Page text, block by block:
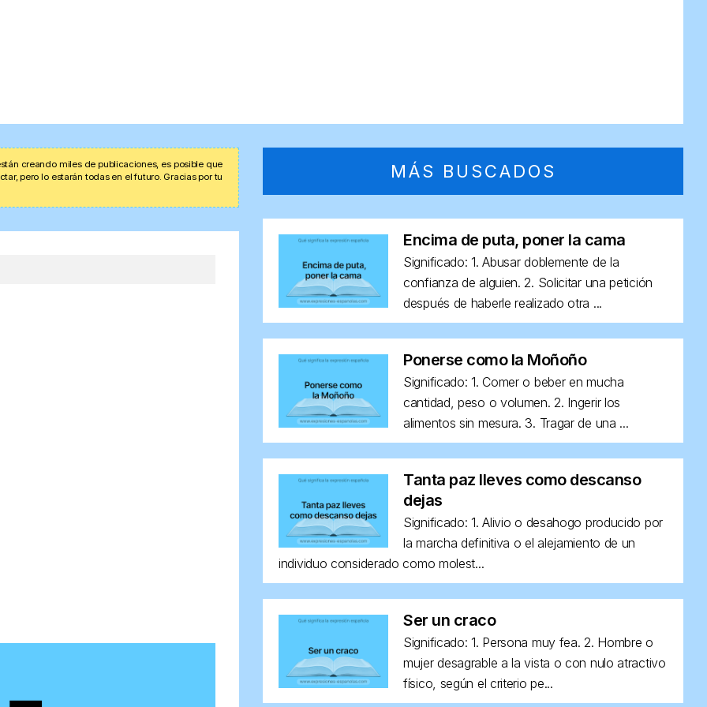
creando miles de publicaciones, es posible que
pero lo estarán todas en el futuro. Gracias por tu
MÁS BUSCADOS
Encima de puta, poner la cama
Significado: 1. Abusar doblemente de la
confianza de alguien. 2. Solicitar una petición
después de haberle realizado otra ...
Ponerse como la Moñoño
Significado: 1. Comer o beber en mucha
cantidad, peso o volumen. 2. Ingerir los
alimentos sin mesura. 3. Tragar de una ...
Tanta paz lleves como descanso
dejas
Significado: 1. Alivio o desahogo producido por
la marcha definitiva o el alejamiento de un
individuo considerado como molest...
Ser un craco
Significado: 1. Persona muy fea. 2. Hombre o
mujer desagrable a la vista o con nulo atractivo
físico, según el criterio pe...